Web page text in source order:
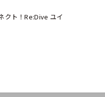
クト！Re:Dive ユイ